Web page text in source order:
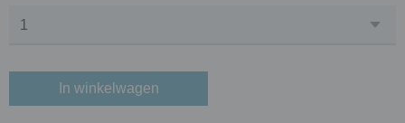
In winkelwagen